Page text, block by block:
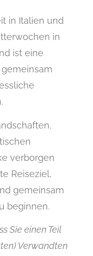
in Italien und
in
ist eine
verborgen
Reiseziel,
gemeinsam
beginnen.
Sie einen Teil
Verwandten